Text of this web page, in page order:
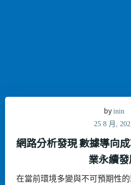
by inin
25 8 月,
網路分析發現 數據導向
業永續
在當前環境多變與不可預期性的